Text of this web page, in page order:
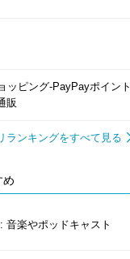
ッピング-PayPayポイント
販
ランキングをすべて見る
め
音楽やポッドキャスト